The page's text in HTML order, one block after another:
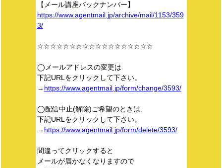
【メール講座バックナンバー】
https://www.agentmail.jp/archive/mail/1153/359
3/
☆☆☆☆☆☆☆☆☆☆☆☆☆☆☆☆☆☆
◯メールアドレスの変更は
下記URLをクリックして下さい。
→ https://www.agentmail.jp/form/change/3593/
◯配信中止(解除)ご希望のときは、
下記URLをクリックして下さい。
→ https://www.agentmail.jp/form/delete/3593/
間違ってクリックすると
メールが届かなくなりますので